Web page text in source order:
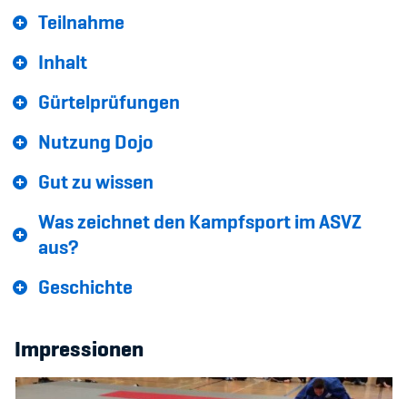
Teilnahme
Inhalt
Gürtelprüfungen
Nutzung Dojo
Gut zu wissen
Was zeichnet den Kampfsport im ASVZ
aus?
Geschichte
Impressionen